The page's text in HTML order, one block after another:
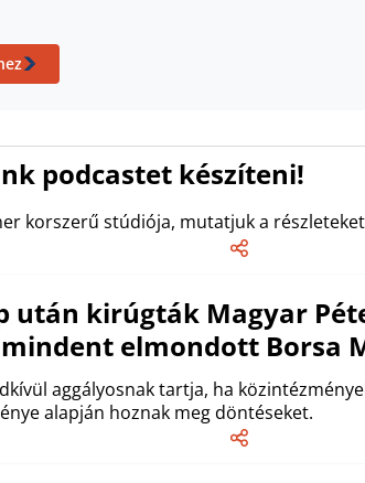
podcastet készíteni!
korszerű stúdiója, mutatjuk a
után kirúgták Magyar
elmondott Borsa
aggályosnak tartja, ha
alapján hoznak meg döntéseket.